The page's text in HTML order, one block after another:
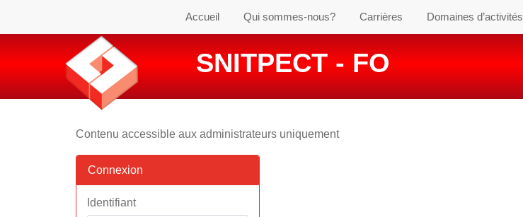
Accueil Qui sommes-nous? Carrières Domaines d’activités
SNITPECT - FO
Contenu accessible aux administrateurs uniquement
Connexion
Identifiant